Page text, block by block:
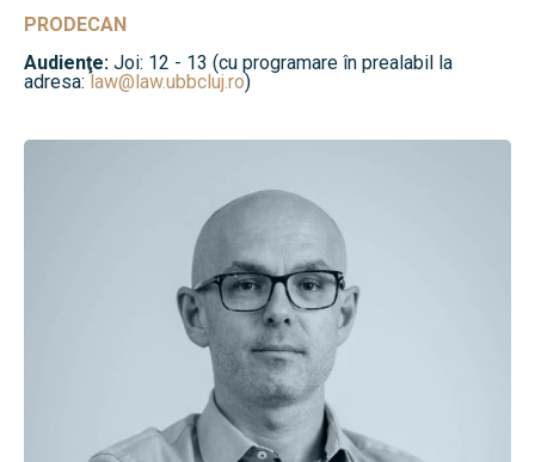
PRODECAN
Audienţe: Joi: 12 - 13 (cu programare în prealabil la
adresa:law@law.ubbcluj.ro)